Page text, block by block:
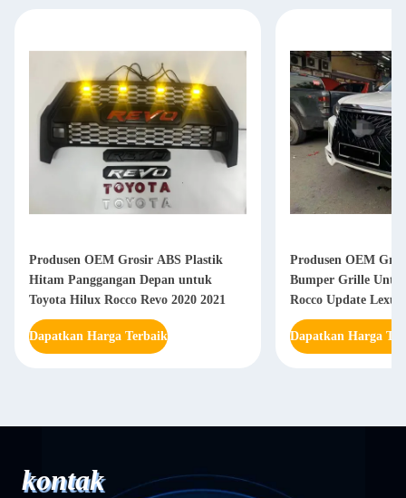
Produsen OEM Grosir ABS Plastik
Hitam Panggangan Depan untuk
Toyota Hilux Rocco Revo 2020 2021
Dapatkan Harga Terbaik
Produsen OEM
Bumper Grille
Rocco Update Lexus
Dapatkan Harga
kontak